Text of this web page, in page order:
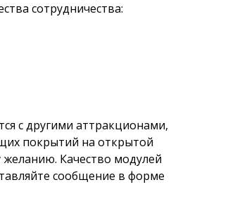
сотрудничества:
с другими аттракционами,
покрытий на открытой
Качество модулей
сообщение в форме